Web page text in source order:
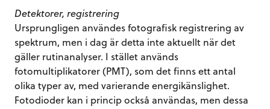
Detektorer, registrering
Ursprungligen användes fotografisk registrering av
spektrum, men i dag är detta inte aktuellt när det
gäller rutinanalyser. I stället används
fotomultiplikatorer (PMT), som det finns ett antal
olika typer av, med varierande energikänslighet.
Fotodioder kan i princip också användas, men dessa